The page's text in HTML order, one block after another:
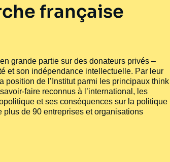
française
grande partie sur des donateurs privés –
et son indépendance intellectuelle. Par leur
position de l’Institut parmi les principaux think
faire reconnus à l’international, les
et ses conséquences sur la politique
plus de 90 entreprises et organisations